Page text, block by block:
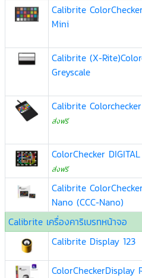
Calibrite
Mini
Calibrite (X-
Greyscale
Calibrite
ส่งฟรี
ColorChecker
ส่งฟรี
Calibrite
Nano (CCC-Nano)
Calibrite เครื่องคาริเบรทหน้าจอ
Calibrite Display 123
ColorCheckerDisplay